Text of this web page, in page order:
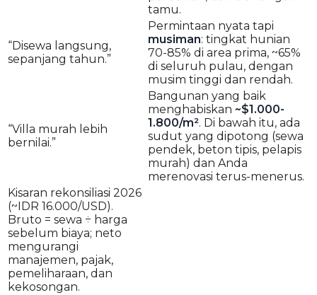
tamu.
“Disewa langsung,
sepanjang tahun.”
Permintaan nyata tapi
musiman: tingkat hunian
70-85% di area prima, ~65%
di seluruh pulau, dengan
musim tinggi dan rendah.
“Villa murah lebih
bernilai.”
Bangunan yang baik
menghabiskan ~$1.000-
1.800/m². Di bawah itu, ada
sudut yang dipotong (sewa
pendek, beton tipis, pelapis
murah) dan Anda
merenovasi terus-menerus.
Kisaran rekonsiliasi 2026
(~IDR 16.000/USD).
Bruto = sewa ÷ harga
sebelum biaya; neto
mengurangi
manajemen, pajak,
pemeliharaan, dan
kekosongan.